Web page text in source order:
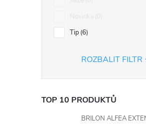
Tip 6
ROZBALIT FILTR
TOP 10 PRODUKTŮ
BRILON ALFEA